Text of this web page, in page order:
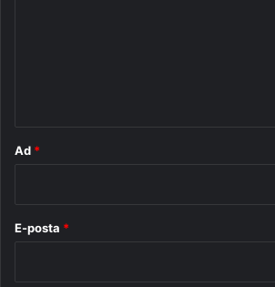
Ad *
E-posta *